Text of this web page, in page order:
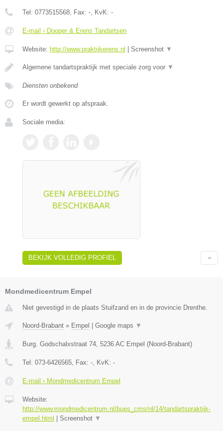
Tel: 0773515568 , Fax: - , KvK: -
E-mail › Dooper & Erens Tandartsen
Website: http://www.praktijkerens.nl Screenshot ▼
Algemene tandartspraktijk met speciale zorg voor ▼
Diensten onbekend
Er wordt gewerkt op afspraak.
Sociale media:
BEKIJK VOLLEDIG PROFIEL
Mondmedicentrum Empel
Niet gevestigd in de plaats Stuifzand en in de provincie Drenthe.
Noord-Brabant » Empel Google maps ▼
Burg. Godschalxstraat 74, 5236 AC Empel (Noord-Brabant)
Tel: 073-6426565, Fax: -, KvK: -
E-mail › Mondmedicentrum Empel
Website:
http://www.mondmedicentrum.nl/bues_cms/nl/14/tandartspraktijk-
empel.html
Screenshot ▼